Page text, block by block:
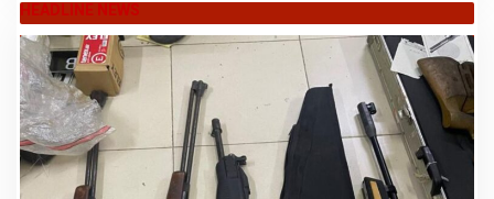
HEADLINE NEWS